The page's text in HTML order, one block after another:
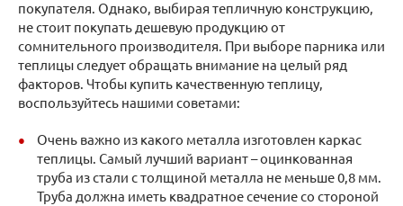
покупателя. Однако, выбирая тепличную конструкцию,
не стоит покупать дешевую продукцию от
сомнительного производителя. При выборе парника или
теплицы следует обращать внимание на целый ряд
факторов. Чтобы купить качественную теплицу,
воспользуйтесь нашими советами:
Очень важно из какого металла изготовлен каркас
теплицы. Самый лучший вариант – оцинкованная
труба из стали с толщиной металла не меньше 0,8 мм.
Труба должна иметь квадратное сечение со стороной